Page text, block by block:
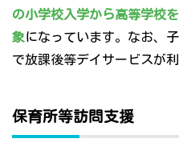
の小学校入学から高等学校
象になっています。なお、
で放課後等デイサービスが
保育所等訪問支援